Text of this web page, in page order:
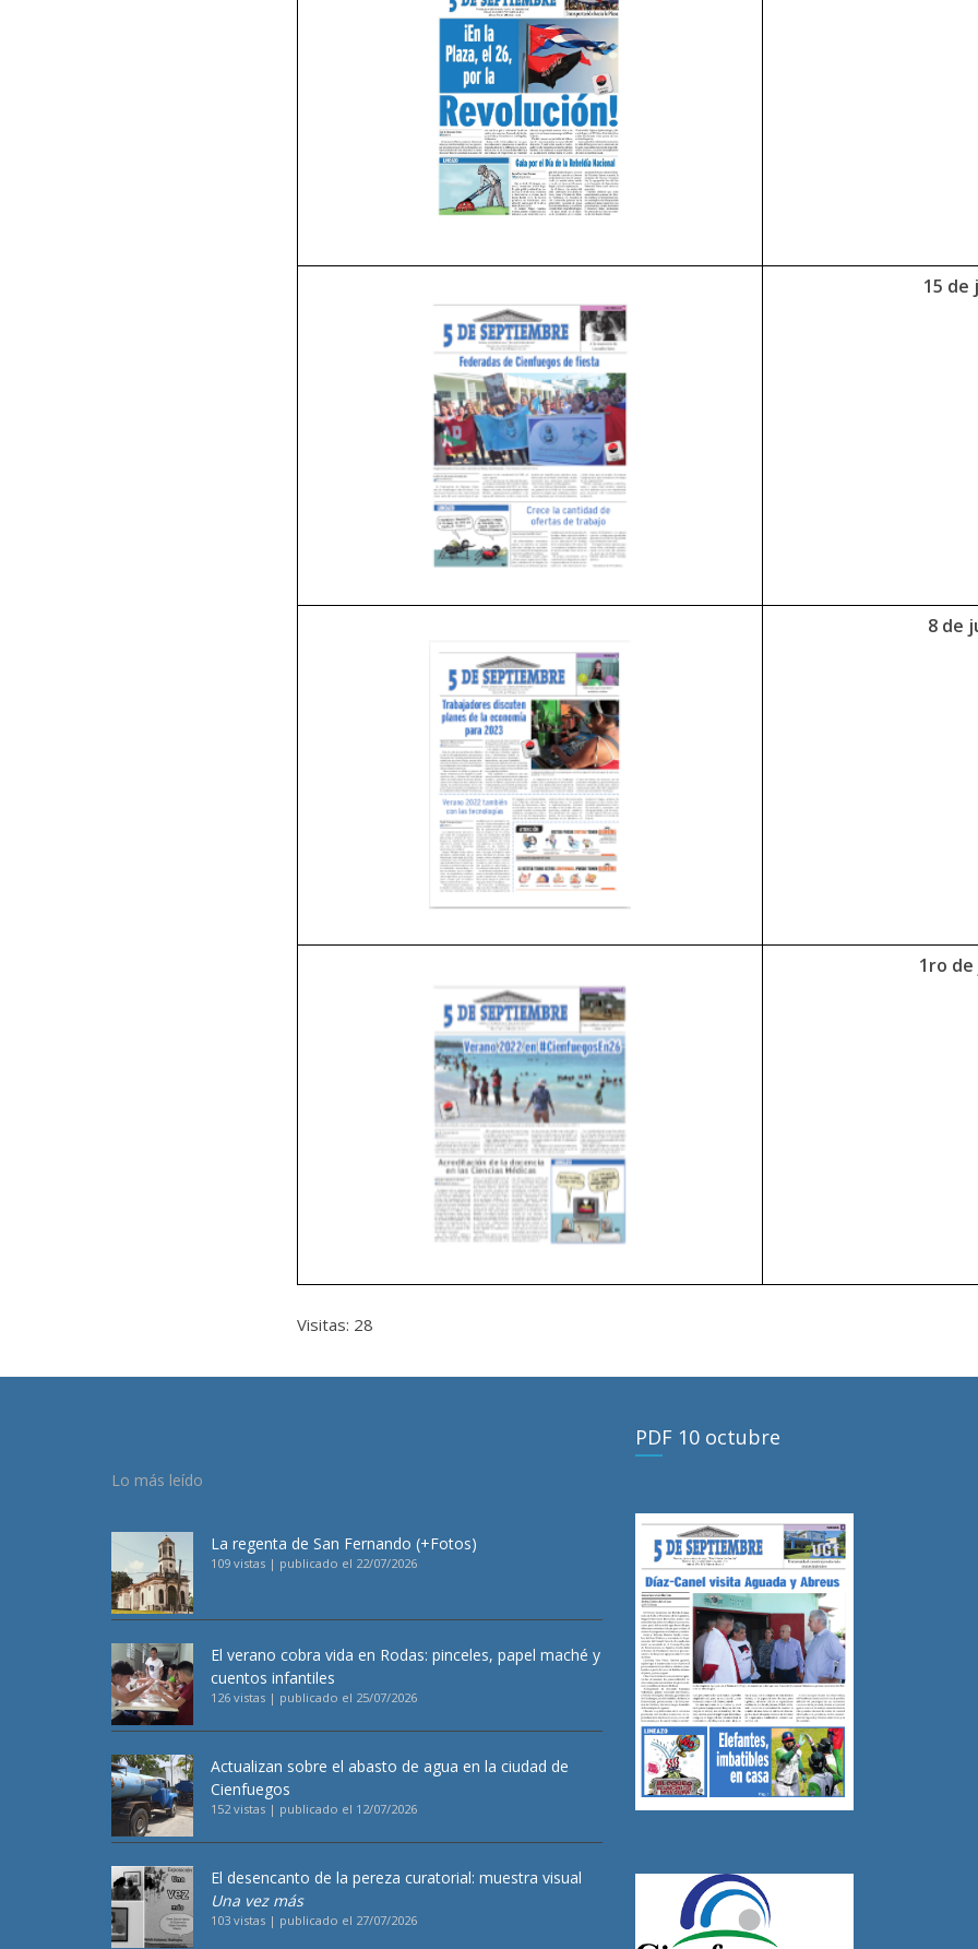
15 de
8 de
1ro
Visitas: 28
Lo más leído
La regenta de San Fernando (+Fotos)
109 vistas | publicado el 22/07/2026
El verano cobra vida en Rodas: pinceles, papel maché y
cuentos infantiles
126 vistas | publicado el 25/07/2026
Actualizan sobre el abasto de agua en la ciudad de
Cienfuegos
152 vistas | publicado el 12/07/2026
El desencanto de la pereza curatorial: muestra visual
Una vez más
103 vistas | publicado el 27/07/2026
PDF 10 octubre